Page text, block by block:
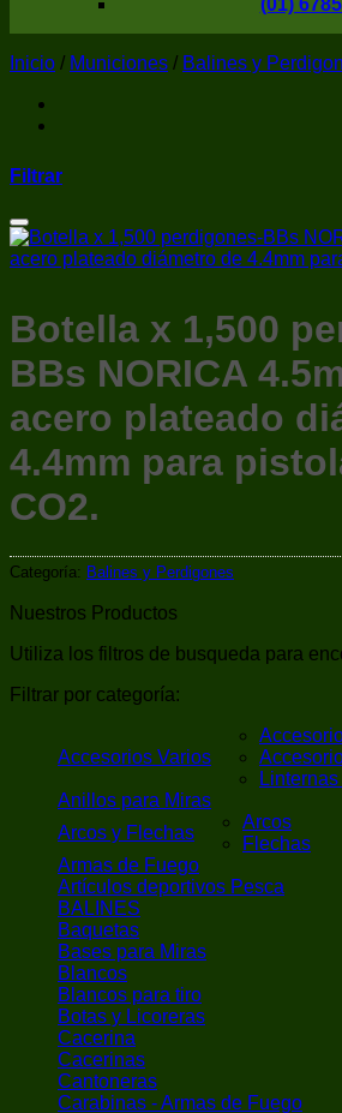
(01)
Inicio / Municiones / Balines y
Filtrar
Botella x 1,500
BBs NORICA
acero plateado
4.4mm para
CO2.
Categoría: Balines y Perdigones
Nuestros Productos
Utiliza los filtros de busqueda para
Filtrar por categoría:
Accesorios Varios
Anillos para Miras
Arcos y Flechas
Arcos
Flechas
Armas de Fuego
Artículos deportivos Pesca
BALINES
Baquetas
Bases para Miras
Blancos
Blancos para tiro
Botas y Licoreras
Cacerina
Cacerinas
Cantoneras
Carabinas - Armas de Fuego